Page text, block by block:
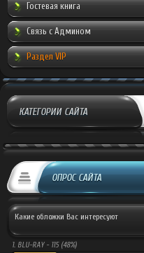
Гостевая книга
Связь с Админом
Раздел VIP
КАТЕГОРИИ САЙТА
ОПРОС САЙТА
Какие обложки Вас интересуют
1. BLU-RAY - 115 (48%)